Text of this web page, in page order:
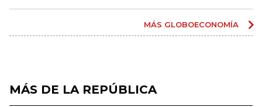
MÁS GLOBOECONOMÍA
MÁS DE LA REPÚBLICA